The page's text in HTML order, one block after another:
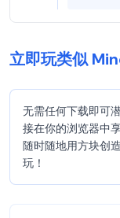
立即玩类似
无需任何下载即可
接在你的浏览器中
随时随地用方块创
玩！